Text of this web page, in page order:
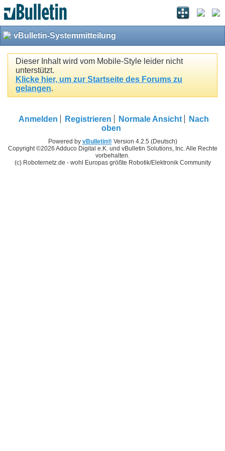
vBulletin-Systemmitteilung
Dieser Inhalt wird vom Mobile-Style leider nicht
unterstützt.
Klicke hier, um zur Startseite des Forums zu
gelangen.
Anmelden Registrieren Normale Ansicht
Nach
oben
Powered by vBulletin®Version 4.2.5 (Deutsch)
Copyright ©2026 Adduco Digital e.K. und vBulletin Solutions, Inc. Alle Rechte
vorbehalten.
(c) Roboternetz.de - wohl Europas größte Robotik/Elektronik Community